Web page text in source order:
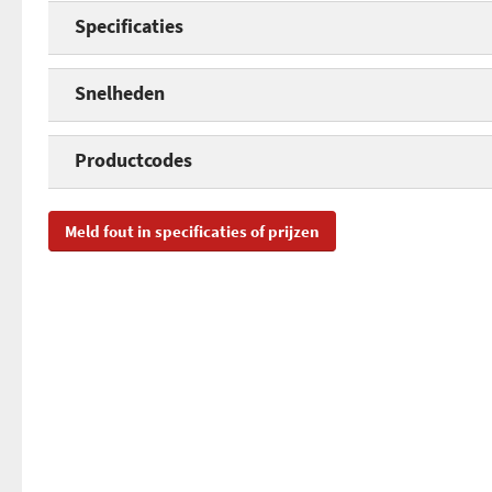
Specificaties
Opgegeven capaciteit
Snelheden
Opgegeven leessnelheid
Productcodes
SKU
Meld fout in specificaties of prijzen